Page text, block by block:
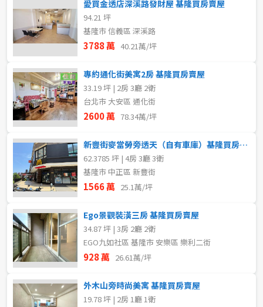
愛買金透店深溪路發財屋 基隆買房賣屋
94.21 坪
基隆市 信義區 深溪路
3788 萬 40.21萬/坪
專約通化街美寓2房 基隆買房賣屋
33.19 坪 | 2房 3廳 2衛
台北市 大安區 通化街
2600 萬 78.34萬/坪
新豐街麥當勞旁透天（自有車庫）基隆買房賣屋
62.3785 坪 | 4房 3廳 3衛
基隆市 中正區 新豐街
1566 萬 25.1萬/坪
Ego景觀裝潢三房 基隆買房賣屋
34.87 坪 | 3房 2廳 2衛
EGO九如社區 基隆市 安樂區 樂利二街
928 萬 26.61萬/坪
外木山旁時尚美寓 基隆買房賣屋
19.78 坪 | 2房 1廳 1衛